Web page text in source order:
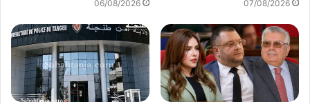
07/08/2026
06/08/2026